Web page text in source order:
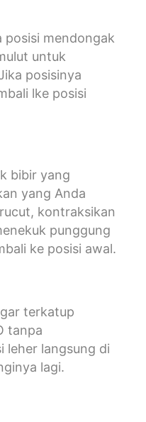
posisi mendongak
untuk
posisinya
lke posisi
bibir yang
yang Anda
kontraksikan
punggung
ke posisi awal.
terkatup
tanpa
leher langsung di
lagi.